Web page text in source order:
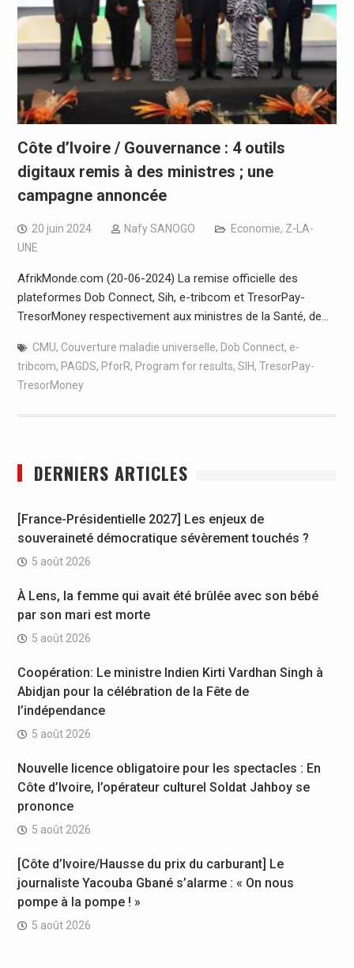
Côte d’Ivoire / Gouvernance : 4 outils
digitaux remis à des ministres ; une
campagne annoncée
20 juin 2024 Nafy SANOGO Economie, Z-LA-
UNE
AfrikMonde.com (20-06-2024) La remise officielle des
plateformes Dob Connect, Sih, e-tribcom et TresorPay-
TresorMoney respectivement aux ministres de la Santé, de…
CMU, Couverture maladie universelle, Dob Connect, e-
tribcom, PAGDS, PforR, Program for results, SIH, TresorPay-
TresorMoney
DERNIERS ARTICLES
[France-Présidentielle 2027] Les enjeux de
souveraineté démocratique sévèrement touchés ?
5 août 2026
À Lens, la femme qui avait été brûlée avec son bébé
par son mari est morte
5 août 2026
Coopération: Le ministre Indien Kirti Vardhan Singh à
Abidjan pour la célébration de la Fête de
l’indépendance
5 août 2026
Nouvelle licence obligatoire pour les spectacles : En
Côte d’Ivoire, l’opérateur culturel Soldat Jahboy se
prononce
5 août 2026
[Côte d’Ivoire/Hausse du prix du carburant] Le
journaliste Yacouba Gbané s’alarme : « On nous
pompe à la pompe ! »
5 août 2026